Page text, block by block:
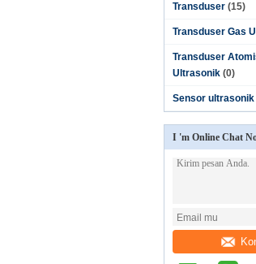
Transduser (15)
Transduser Gas
Transduser
Ultrasonik (0)
Sensor ultrasonik
I 'm Online Chat